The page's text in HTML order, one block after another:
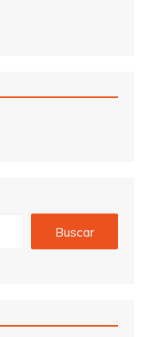
Buscar